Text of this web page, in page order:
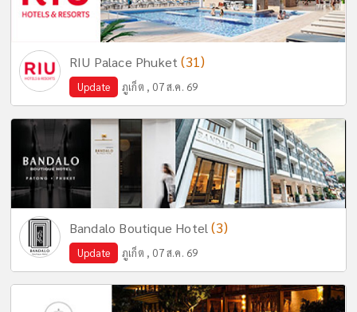
RIU Palace Phuket(31)
Update ภูเก็ต , 07 ส.ค. 69
Bandalo Boutique Hotel(3)
Update ภูเก็ต , 07 ส.ค. 69